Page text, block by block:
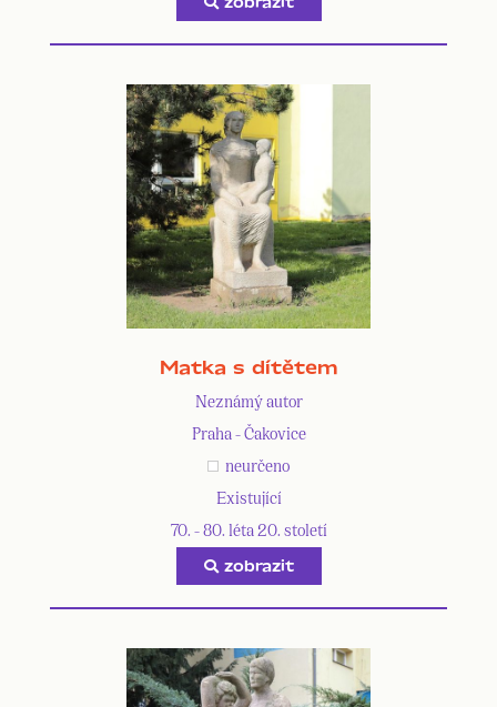
Matka s dítětem
Neznámý autor
Praha - Čakovice
neurčeno
Existující
70. - 80. léta 20. století
zobrazit